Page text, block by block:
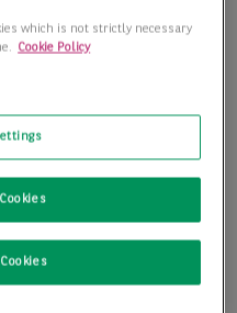
which is not strictly necessary
Cookie Policy